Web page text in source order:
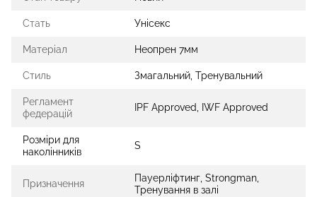
Стать Унісекс
Матеріал Неопрен 7мм
Стиль Змагальний, Тренувальний
Регламент
федерацій
IPF Approved, IWF Approved
Розміри для
наколінників
S
Призначення
Пауерліфтинг, Strongman,
Тренування в залі